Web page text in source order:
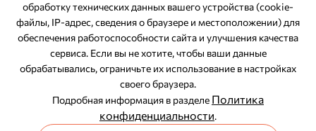
обработку технических данных вашего устройства (cookie-
файлы, IP-адрес, сведения о браузере и местоположении) для
обеспечения работоспособности сайта и улучшения качества
сервиса. Если вы не хотите, чтобы ваши данные
обрабатывались, ограничьте их использование в настройках
своего браузера.
Подробная информация в разделе Политика
конфиденциальности.
ОБРАТНАЯ СВЯЗЬ
8-800-350-46-10
Служба поддержки